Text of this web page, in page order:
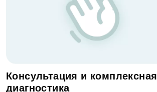
Консультация и комплексная
диагностика